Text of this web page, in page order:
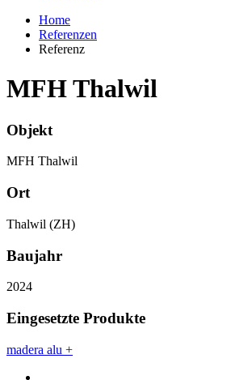
Home
Referenzen
Referenz
MFH Thalwil
Objekt
MFH Thalwil
Ort
Thalwil (ZH)
Baujahr
2024
Eingesetzte Produkte
madera alu +